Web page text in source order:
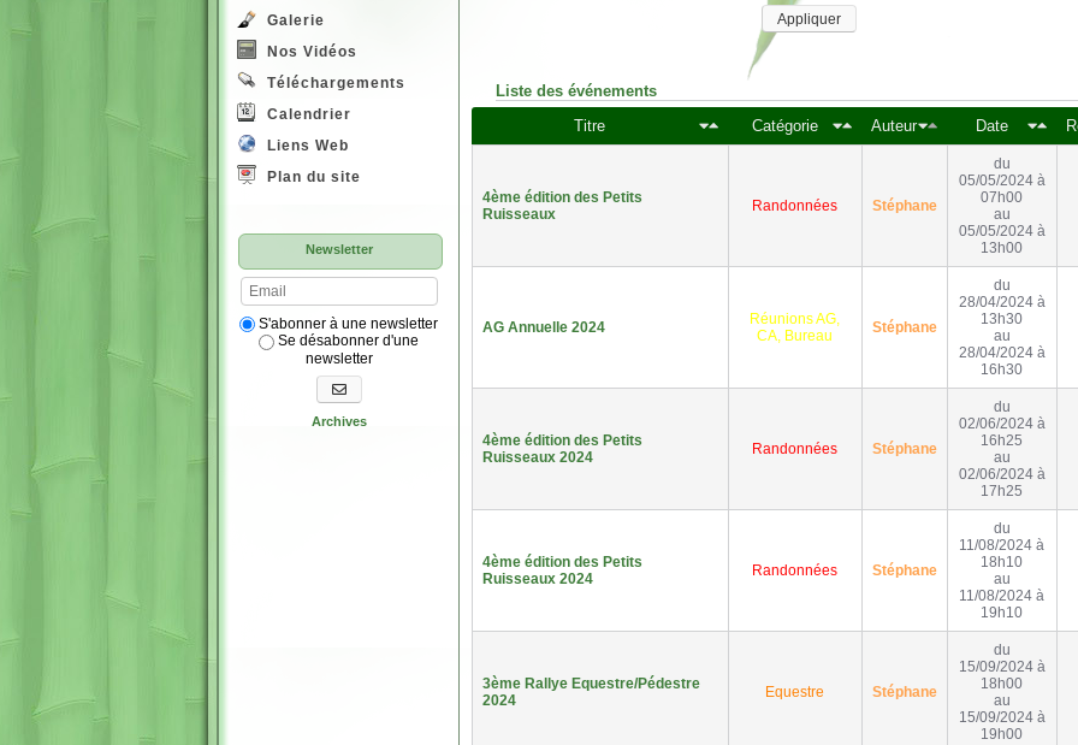
Galerie
Nos Vidéos
Téléchargements
Calendrier
Liens Web
Plan du site
Newsletter
S'abonner à une newsletter
Se désabonner d'une
newsletter
S'abonner aux newsletters
Archives
Appliquer
Liste des événements
Titre
Catégorie Auteur Date
4ème édition des Petits
Ruisseaux
Randonnées Stéphane
du
05/05/2024 à
07h00
au
05/05/2024 à
13h00
AG Annuelle 2024
Réunions AG,
CA, Bureau
Stéphane
du
28/04/2024 à
13h30
au
28/04/2024 à
16h30
4ème édition des Petits
Ruisseaux 2024
Randonnées Stéphane
du
02/06/2024 à
16h25
au
02/06/2024 à
17h25
4ème édition des Petits
Ruisseaux 2024
Randonnées Stéphane
du
11/08/2024 à
18h10
au
11/08/2024 à
19h10
3ème Rallye Equestre/Pédestre
2024
Equestre Stéphane
du
15/09/2024 à
18h00
au
15/09/2024 à
19h00